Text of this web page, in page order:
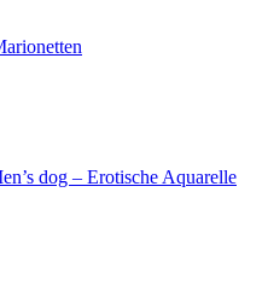
dog – Erotische Aquarelle